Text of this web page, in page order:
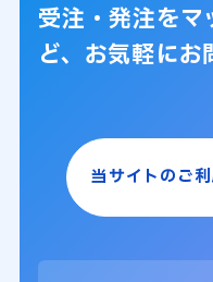
受注・発注を
ど、 お気軽にお
当サイトのご利